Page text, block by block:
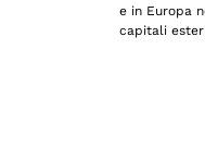
e in Europa
capitali